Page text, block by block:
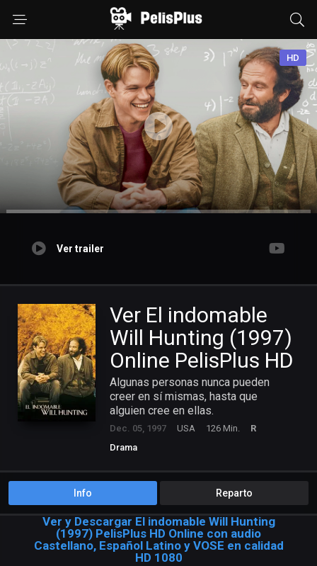
HD
Ver trailer
Ver El indomable
Will Hunting (1997)
Online PelisPlus HD
Algunas personas nunca pueden
creer en sí mismas, hasta que
alguien cree en ellas.
Dec. 05, 1997 USA 126 Min.
R
Drama
Info Reparto
Ver y Descargar El indomable Will Hunting
(1997) PelisPlus HD Online con audio
Castellano, Español Latino y VOSE en calidad
HD 1080